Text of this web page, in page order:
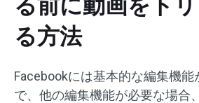
る前に動画をト
る方法
Facebookには基本的な編集機
で、他の編集機能が必要な場合